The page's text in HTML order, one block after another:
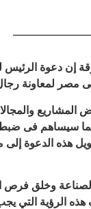
إن دعوة الرئيس
مصر لمعاونة
مما سيساهم فى
هذه الدعوة
وخلق فرص
الرؤية التي